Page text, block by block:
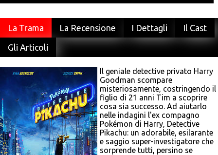
La Trama La Recensione I Dettagli
Il Cast
Gli Articoli
Il geniale detective privato Harry
Goodman scompare
misteriosamente, costringendo il
figlio di 21 anni Tim a scoprire
cosa sia successo. Ad aiutarlo
nelle indagini l'ex compagno
Pokémon di Harry, Detective
Pikachu: un adorabile, esilarante
e saggio super-investigatore che
sorprende tutti, persino se